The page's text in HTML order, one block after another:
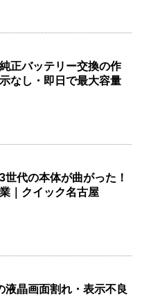
正バッテリー交換の作
なし・即日で最大容量
代の本体が曲がった！
｜クイック名古屋
液晶画面割れ・表示不良